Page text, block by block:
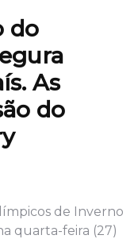
do
As
do
de Inverno
quarta-feira (27)